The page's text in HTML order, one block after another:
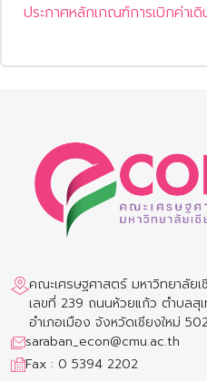
ประกาศหลักเกณฑ์การเบิกค่าเ
คณะเศรษฐศาสตร์ มหาวิทยาลัยเ
เลขที่ 239 ถนนห้วยแก้ว ตำบลสุ
อำเภอเมือง จังหวัดเชียงใหม่
saraban_econ@cmu.ac.th
Fax : 0 5394 2202